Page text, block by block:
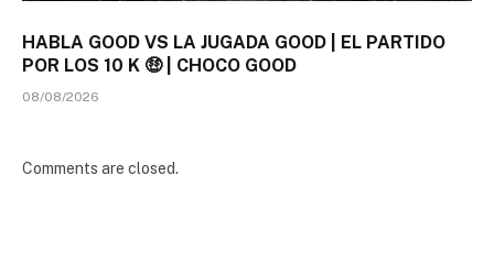
HABLA GOOD VS LA JUGADA GOOD | EL PARTIDO
POR LOS 10 K 🤑 | CHOCO GOOD
08/08/2026
Comments are closed.